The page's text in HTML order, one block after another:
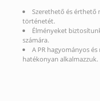
Szerethető és
történetét.
Élményeket
számára.
A PR hagyományos
hatékonyan alkalmazzuk.